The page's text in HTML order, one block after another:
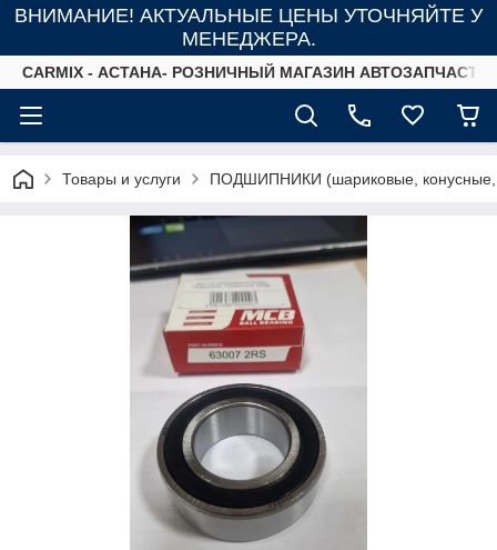
ВНИМАНИЕ! АКТУАЛЬНЫЕ ЦЕНЫ УТОЧНЯЙТЕ У
МЕНЕДЖЕРА.
СARMIX - АСТАНА- РОЗНИЧНЫЙ МАГАЗИН
Товары и услуги ПОДШИПНИКИ (шариковые, конусные,